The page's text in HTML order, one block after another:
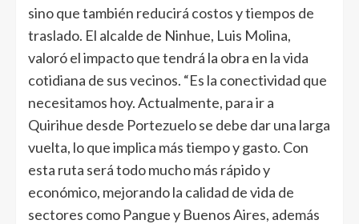
sino que también reducirá costos y tiempos de
traslado. El alcalde de Ninhue, Luis Molina,
valoró el impacto que tendrá la obra en la vida
cotidiana de sus vecinos. “Es la conectividad que
necesitamos hoy. Actualmente, para ir a
Quirihue desde Portezuelo se debe dar una larga
vuelta, lo que implica más tiempo y gasto. Con
esta ruta será todo mucho más rápido y
económico, mejorando la calidad de vida de
sectores como Pangue y Buenos Aires, además